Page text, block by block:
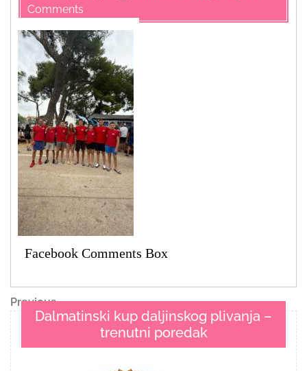
Comments
Facebook Comments Box
Navigacija
objava
Previous
Post
Previous
Dalmatinski kup daljinskog plivanja –
trenutni poredak